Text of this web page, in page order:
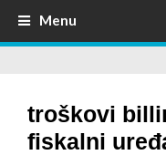
Menu
troškovi
fiskalni